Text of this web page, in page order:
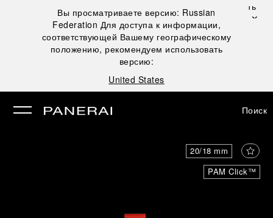
Вы просматриваете версию: Russian
Federation Для доступа к информации,
соответствующей Вашему географическому
положению, рекомендуем использовать
версию:
United States
Закрыть
✕
Поиск
PAM Click™
20/18 mm